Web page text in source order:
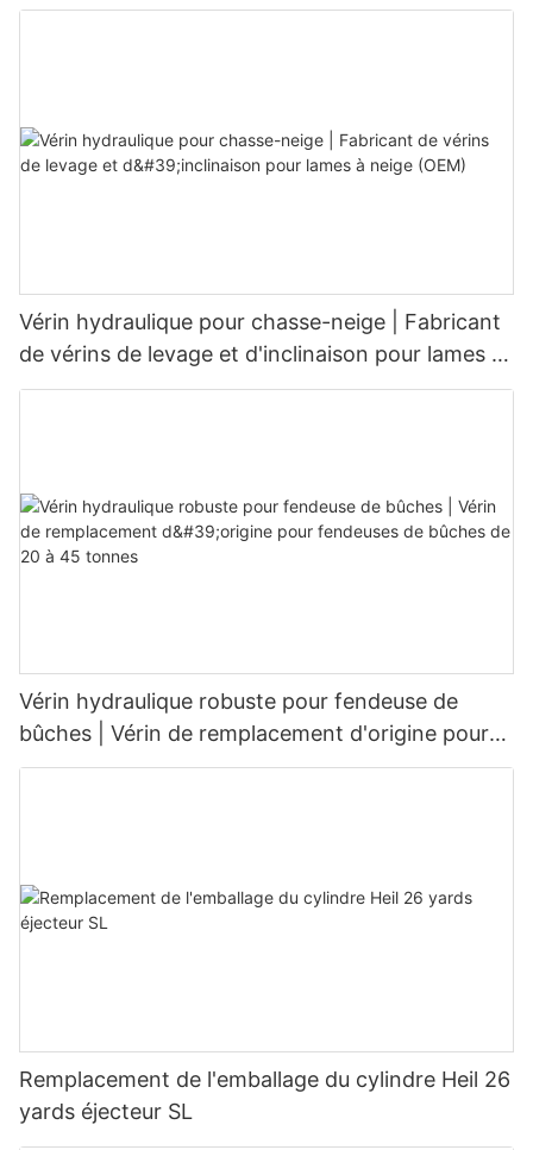
Vérin hydraulique pour chasse-neige | Fabricant
de vérins de levage et d'inclinaison pour lames à
neige (OEM)
Vérin hydraulique robuste pour fendeuse de
bûches | Vérin de remplacement d'origine pour
fendeuses de bûches de 20 à 45 tonnes
Remplacement de l'emballage du cylindre Heil 26
yards éjecteur SL